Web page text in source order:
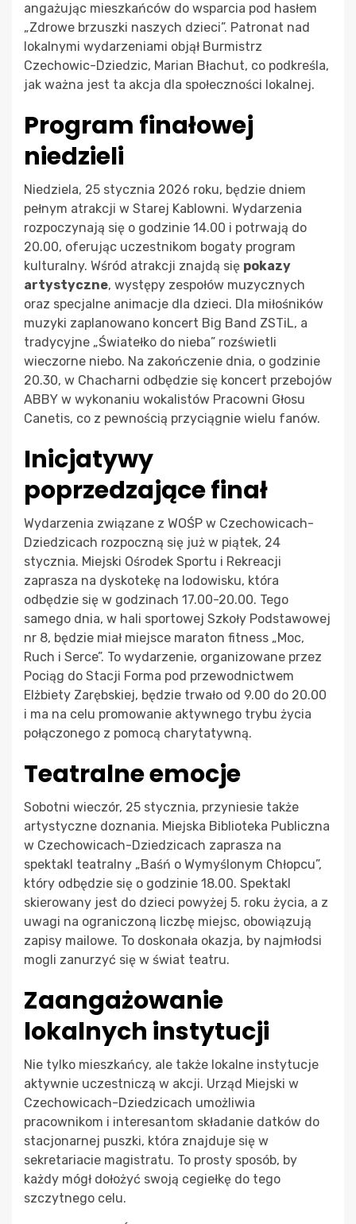
angażując mieszkańców do wsparcia pod hasłem
„Zdrowe brzuszki naszych dzieci”. Patronat nad
lokalnymi wydarzeniami objął Burmistrz
Czechowic-Dziedzic, Marian Błachut, co podkreśla,
jak ważna jest ta akcja dla społeczności lokalnej.
Program finałowej
niedzieli
Niedziela, 25 stycznia 2026 roku, będzie dniem
pełnym atrakcji w Starej Kablowni. Wydarzenia
rozpoczynają się o godzinie 14.00 i potrwają do
20.00, oferując uczestnikom bogaty program
kulturalny. Wśród atrakcji znajdą się pokazy
artystyczne, występy zespołów muzycznych
oraz specjalne animacje dla dzieci. Dla miłośników
muzyki zaplanowano koncert Big Band ZSTiL, a
tradycyjne „Światełko do nieba” rozświetli
wieczorne niebo. Na zakończenie dnia, o godzinie
20.30, w Chacharni odbędzie się koncert przebojów
ABBY w wykonaniu wokalistów Pracowni Głosu
Canetis, co z pewnością przyciągnie wielu fanów.
Inicjatywy
poprzedzające finał
Wydarzenia związane z WOŚP w Czechowicach-
Dziedzicach rozpoczną się już w piątek, 24
stycznia. Miejski Ośrodek Sportu i Rekreacji
zaprasza na dyskotekę na lodowisku, która
odbędzie się w godzinach 17.00-20.00. Tego
samego dnia, w hali sportowej Szkoły Podstawowej
nr 8, będzie miał miejsce maraton fitness „Moc,
Ruch i Serce”. To wydarzenie, organizowane przez
Pociąg do Stacji Forma pod przewodnictwem
Elżbiety Zarębskiej, będzie trwało od 9.00 do 20.00
i ma na celu promowanie aktywnego trybu życia
połączonego z pomocą charytatywną.
Teatralne emocje
Sobotni wieczór, 25 stycznia, przyniesie także
artystyczne doznania. Miejska Biblioteka Publiczna
w Czechowicach-Dziedzicach zaprasza na
spektakl teatralny „Baśń o Wymyślonym Chłopcu”,
który odbędzie się o godzinie 18.00. Spektakl
skierowany jest do dzieci powyżej 5. roku życia, a z
uwagi na ograniczoną liczbę miejsc, obowiązują
zapisy mailowe. To doskonała okazja, by najmłodsi
mogli zanurzyć się w świat teatru.
Zaangażowanie
lokalnych instytucji
Nie tylko mieszkańcy, ale także lokalne instytucje
aktywnie uczestniczą w akcji. Urząd Miejski w
Czechowicach-Dziedzicach umożliwia
pracownikom i interesantom składanie datków do
stacjonarnej puszki, która znajduje się w
sekretariacie magistratu. To prosty sposób, by
każdy mógł dołożyć swoją cegiełkę do tego
szczytnego celu.